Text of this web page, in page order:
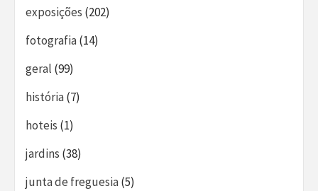
exposições (202)
fotografia(14)
geral (99)
história(7)
hoteis (1)
jardins (38)
junta de freguesia(5)